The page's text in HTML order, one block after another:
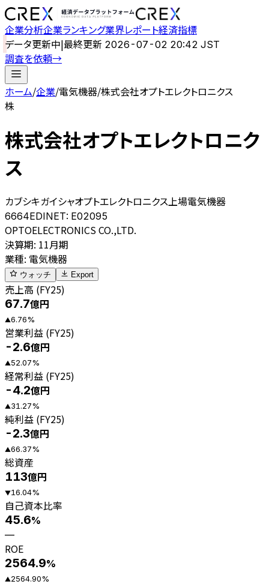
企業分析企業ランキング業界レポート経済指標
データ更新中|最終更新 2026-07-02 20:42 JST
調査を依頼→
ホーム/企業/電気機器/株式会社オプトエレクトロニクス
株
株式会社オプトエレクトロニク
ス
カブシキガイシャオプトエレクトロニクス 上場電気機器
6664EDINET: E02095
OPTOELECTRONICS CO.,LTD.
決算期: 11月期
業種: 電気機器
ウォッチ Export
売上高 (FY25)
67.7億円
▲6.76%
営業利益 (FY25)
-2.6億円
▲52.07%
経常利益 (FY25)
-4.2億円
▲31.27%
純利益 (FY25)
-2.3億円
▲66.37%
総資産
113億円
▼16.04%
自己資本比率
45.6%
—
ROE
2564.9%
▲2564.90%